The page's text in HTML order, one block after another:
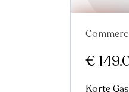
Virtual
€
Korte